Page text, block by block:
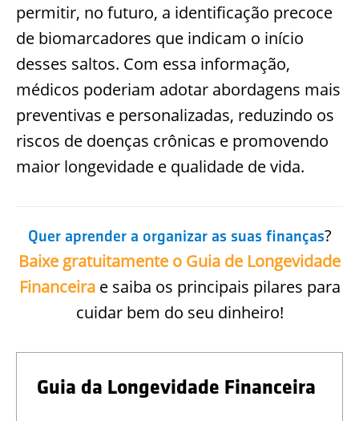
permitir, no futuro, a identificação precoce
de biomarcadores que indicam o início
desses saltos. Com essa informação,
médicos poderiam adotar abordagens mais
preventivas e personalizadas, reduzindo os
riscos de doenças crônicas e promovendo
maior longevidade e qualidade de vida.
Quer aprender a organizar as suas finanças?
Baixe gratuitamente o Guia de Longevidade
Financeirae saiba os principais pilares para
cuidar bem do seu dinheiro!
Guia da Longevidade Financeira